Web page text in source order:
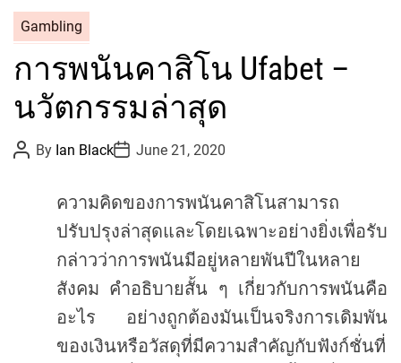
a
t
g
r
Gambling
การพนันคาสิโน Ufabet –
นวัตกรรมล่าสุด
P
o
By Ian BlackP
o
D
t
June 21, 2020
ความคิดของการพนันคาสิโนสามารถ
ปรับปรุงล่าสุดและโดยเฉพาะอย่างยิ่งเพื่อรับ
กล่าวว่าการพนันมีอยู่หลายพันปีในหลาย
สังคม คำอธิบายสั้น ๆ เกี่ยวกับการพนันคือ
อะไร
อย่างถูกต้องมันเป็นจริงการเดิมพัน
ของเงินหรือวัสดุที่มีความสำคัญกับฟังก์ชั่นที่